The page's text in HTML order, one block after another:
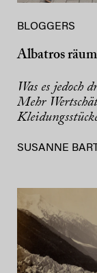
BLOGGERS
Albatros
Was es jedoch
Mehr
SUSANNE